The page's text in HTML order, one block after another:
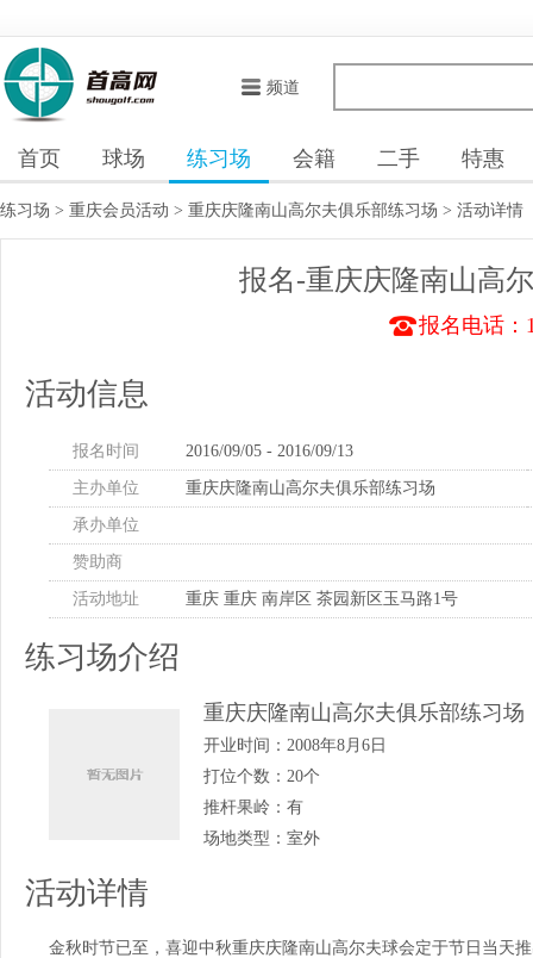
频道
首页 球场 练习场 会籍 二手 特惠
练习场 > 重庆会员活动 > 重庆庆隆南山高尔夫俱乐部练习场 > 活动详情
报名-重庆庆隆南山高
报名电话：
活动信息
报名时间 2016/09/05 - 2016/09/13
主办单位 重庆庆隆南山高尔夫俱乐部练习场
承办单位
赞助商
活动地址 重庆 重庆 南岸区 茶园新区玉马路1号
练习场介绍
重庆庆隆南山高尔夫俱乐部练习场
开业时间： 2008年8月6日
打位个数： 20个
推杆果岭： 有
场地类型： 室外
活动详情
金秋时节已至，喜迎中秋重庆庆隆南山高尔夫球会定于节日当天